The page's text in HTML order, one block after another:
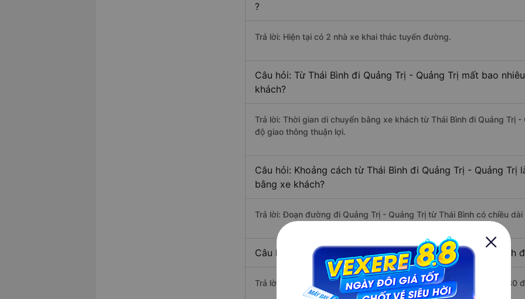
?
Trả lời: Hiện tại có 2 nhà xe khai thác tuyến đường.
Câu hỏi: Từ Thái Bình đi Quảng Trị - Quảng Trị mất bao
khách?
Trả lời: Thời gian di chuyển bằng xe khách từ Thái Bình đi Quảng Trị
độ giao thông thuận lợi.
Câu hỏi: Khoảng cách từ Thái Bình đi Quảng Trị - Quảng Trị
bằng xe khách?
Trả lời: Đoạn đường đi Quảng Trị - Quảng Trị từ Thái Bình có chiều
Câu hỏi: Mỗi ngày có bao nhiêu chuyến xe khách Thái Bình
Trả lời: Trung bình mỗi ngày có khoảng 2 chuyến xe bắt đầu từ 5:30